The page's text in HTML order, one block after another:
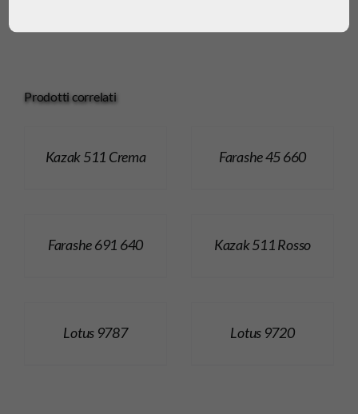
Prodotti correlati
Kazak 511 Crema Farashe 45 660
Farashe 691 640 Kazak 511 Rosso
Lotus 9787 Lotus 9720